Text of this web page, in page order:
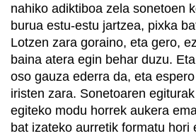
nahiko adiktiboa zela sonetoen
burua estu-estu jartzea, pixka
Lotzen zara goraino, eta gero,
baina atera egin behar duzu.
oso gauza ederra da, eta
iristen zara. Sonetoaren
egiteko modu horrek aukera
bat izateko aurretik formatu hori